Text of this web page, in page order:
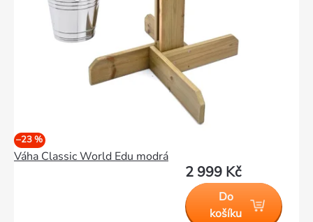
–23 %
Váha Classic World Edu modrá
2 999 Kč
Do
košíku